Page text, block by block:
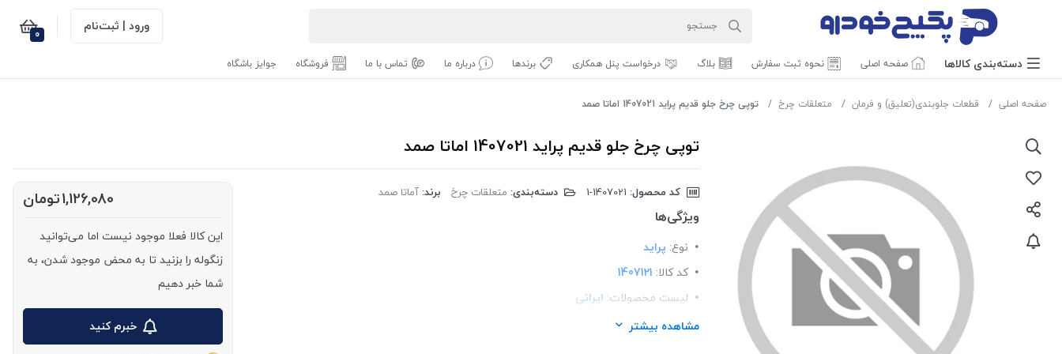
ورود | ثبت‌نام 0
دسته‌بندی‌ کالاها صفحه اصلی نحوه ثبت سفارش بلاگ درخواست پنل همکاری برندها درباره ما تماس با ما فروشگاه جوایز باشگاه
صفحه اصلی قطعات جلوبندی(تعلیق) و فرمان متعلقات چرخ توپی چرخ جلو قدیم پراید 1407021 اماتا صمد
توپی چرخ جلو قدیم پراید 1407021 اماتا صمد
کد محصول: دسته‌بندی: متعلقات چرخ برند: آماتا صمد
ویژگی‌ها
نوع: پراید
کد کالا: 1407121
لیست محصولات: ایرانی
برند:اماتا صمد
مشاهده بیشتر
1,126,080تومان
این کالا فعلا موجود نیست اما می‌توانید
زنگوله را بزنید تا به محض موجود شدن، به
شما خبر دهیم
خبرم کنید